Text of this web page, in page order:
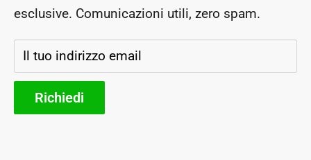
Segui il tuo ordine
Storia e futuro
Parteners
esclusive. Comunicazioni utili, zero spam.
Il tuo indirizzo email
Richiedi